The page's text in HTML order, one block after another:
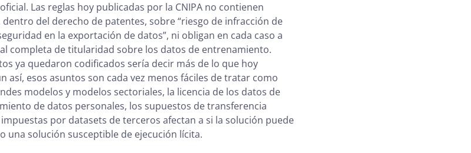
Las reglas hoy publicadas por la CNIPA no contienen
del derecho de patentes, sobre “riesgo de infracción de
en la exportación de datos”, ni obligan en cada caso a
completa de titularidad sobre los datos de entrenamiento.
ya quedaron codificados sería decir más de lo que hoy
así, esos asuntos son cada vez menos fáciles de tratar como
modelos y modelos sectoriales, la licencia de los datos de
de datos personales, los supuestos de transferencia
por datasets de terceros afectan a si la solución puede
una solución susceptible de ejecución lícita.